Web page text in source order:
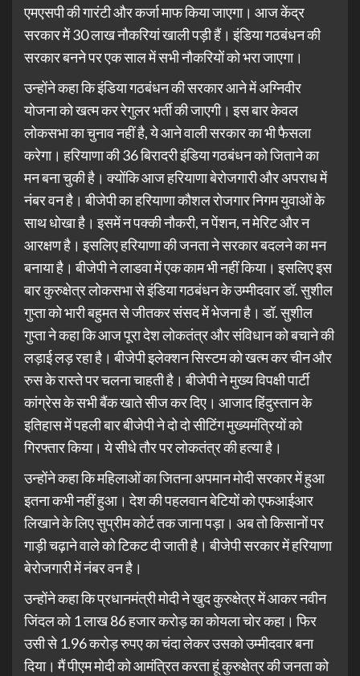
एमएसपी की गारंटी और कर्जा माफ किया जाएगा। आज केंद्र
सरकार में 30 लाख नौकरियां खाली पड़ी हैं। इंडिया गठबंधन की
सरकार बनने पर एक साल में सभी नौकरियों को भरा जाएगा।
उन्होंने कहा कि इंडिया गठबंधन की सरकार आने में अग्निवीर
योजना को खत्म कर रेगुलर भर्ती की जाएगी। इस बार केवल
लोकसभा का चुनाव नहीं है, ये आने वाली सरकार का भी फैसला
करेगा। हरियाणा की 36 बिरादरी इंडिया गठबंधन को जिताने का
मन बना चुकी है। क्योंकि आज हरियाणा बेरोजगारी और अपराध में
नंबर वन है। बीजेपी का हरियाणा कौशल रोजगार निगम युवाओं के
साथ धोखा है। इसमें न पक्की नौकरी, न पेंशन, न मेरिट और न
आरक्षण है। इसलिए हरियाणा की जनता ने सरकार बदलने का मन
बनाया है। बीजेपी ने लाडवा में एक काम भी नहीं किया। इसलिए इस
बार कुरुक्षेत्र लोकसभा से इंडिया गठबंधन के उम्मीदवार डॉ. सुशील
गुप्ता को भारी बहुमत से जीतकर संसद में भेजना है। डॉ. सुशील
गुप्ता ने कहा कि आज पूरा देश लोकतंत्र और संविधान को बचाने की
लड़ाई लड़ रहा है। बीजेपी इलेक्शन सिस्टम को खत्म कर चीन और
रुस के रास्ते पर चलना चाहती है। बीजेपी ने मुख्य विपक्षी पार्टी
कांग्रेस के सभी बैंक खाते सीज कर दिए। आजाद हिंदुस्तान के
इतिहास में पहली बार बीजेपी ने दो दो सीटिंग मुख्यमंत्रियों को
गिरफ्तार किया। ये सीधे तौर पर लोकतंत्र की हत्या है।
उन्होंने कहा कि महिलाओं का जितना अपमान मोदी सरकार में हुआ
इतना कभी नहीं हुआ। देश की पहलवान बेटियों को एफआईआर
लिखाने के लिए सुप्रीम कोर्ट तक जाना पड़ा। अब तो किसानों पर
गाड़ी चढ़ाने वाले को टिकट दी जाती है। बीजेपी सरकार में हरियाणा
बेरोजगारी में नंबर वन है।
उन्होंने कहा कि प्रधानमंत्री मोदी ने खुद कुरुक्षेत्र में आकर नवीन
जिंदल को 1 लाख 86 हजार करोड़ का कोयला चोर कहा। फिर
उसी से 1.96 करोड़ रुपए का चंदा लेकर उसको उम्मीदवार बना
दिया। मैं पीएम मोदी को आमंत्रित करता हूं कुरुक्षेत्र की जनता को